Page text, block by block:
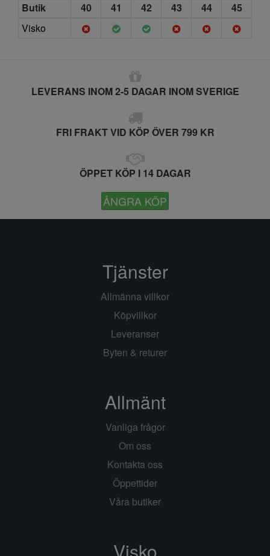
Butik
40 41 42 43 44
45
Visko
LEVERANS INOM 2-5 DAGAR INOM SVERIGE
FRI FRAKT VID KÖP ÖVER 799 KR
ÖPPET KÖP I 14 DAGAR
ÅNGRA KÖP
Tjänster
Allmänna villkor
Köpvillkor
Leveranser
Byten & returer
Allmänt
Vanliga frågor
Om oss
Kontakta oss
Öppettider
Våra butiker